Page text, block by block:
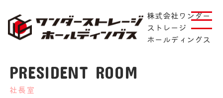
株式会社ワンダー
ストレージ
ホールディングス
PRESIDENT ROOM
社長室